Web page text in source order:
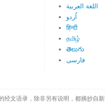
اللغة العربية
اُردو
हिन्दी
தமிழ்
తెలుగు
فارسی
经文语录，除非另有说明，都摘抄自新